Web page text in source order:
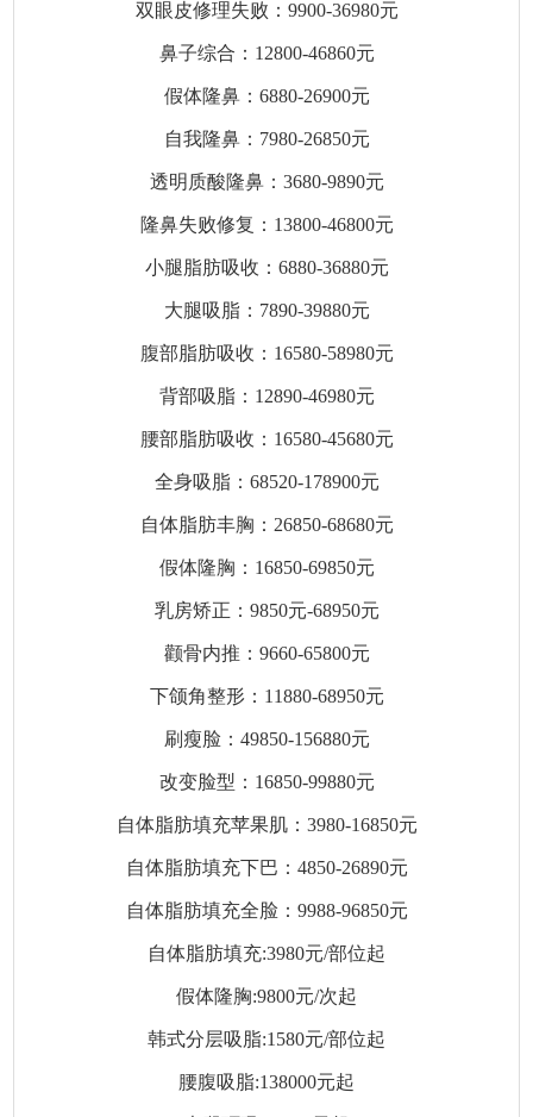
双眼皮修理失败：9900-36980元
鼻子综合：12800-46860元
假体隆鼻：6880-26900元
自我隆鼻：7980-26850元
透明质酸隆鼻：3680-9890元
隆鼻失败修复：13800-46800元
小腿脂肪吸收：6880-36880元
大腿吸脂：7890-39880元
腹部脂肪吸收：16580-58980元
背部吸脂：12890-46980元
腰部脂肪吸收：16580-45680元
全身吸脂：68520-178900元
自体脂肪丰胸：26850-68680元
假体隆胸：16850-69850元
乳房矫正：9850元-68950元
颧骨内推：9660-65800元
下颌角整形：11880-68950元
刷瘦脸：49850-156880元
改变脸型：16850-99880元
自体脂肪填充苹果肌：3980-16850元
自体脂肪填充下巴：4850-26890元
自体脂肪填充全脸：9988-96850元
自体脂肪填充:3980元/部位起
假体隆胸:9800元/次起
韩式分层吸脂:1580元/部位起
腰腹吸脂:138000元起